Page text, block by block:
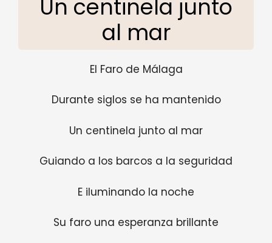
Un centinela junto
al mar
El Faro de Málaga
Durante siglos se ha mantenido
Un centinela junto al mar
Guiando a los barcos a la seguridad
E iluminando la noche
Su faro una esperanza brillante